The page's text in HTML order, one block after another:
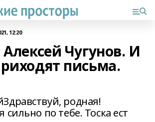
12:20
Чугунов. И
письма.
родная!
сильно по тебе. Тоска ест